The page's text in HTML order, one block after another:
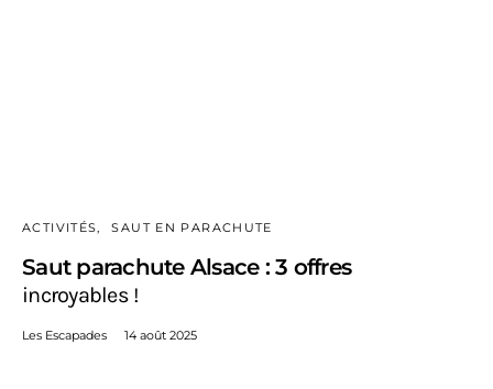
ACTIVITÉS SAUT EN PARACHUTE
Saut parachute Alsace : 3 offres
incroyables !
Les Escapades 14 août 2025